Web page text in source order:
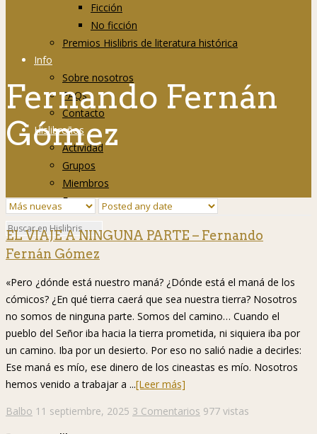
Ficción
No ficción
Premios Hislibris de literatura histórica
Info
Sobre nosotros
FAQs
Contacto
Hislibreños
Actividad
Grupos
Miembros
Foro
Fernando Fernán
Gómez
EL VIAJE A NINGUNA PARTE – Fernando
Fernán Gómez
«Pero ¿dónde está nuestro maná? ¿Dónde está el maná de los
cómicos? ¿En qué tierra caerá que sea nuestra tierra? Nosotros
no somos de ninguna parte. Somos del camino… Cuando el
pueblo del Señor iba hacia la tierra prometida, ni siquiera iba por
un camino. Iba por un desierto. Por eso no salió nadie a decirles:
Ese maná es mío, ese dinero de los cineastas es mío. Nosotros
hemos venido a trabajar a ...[Leer más]
Balbo 11 septiembre, 2025 3 Comentarios 977 vistas